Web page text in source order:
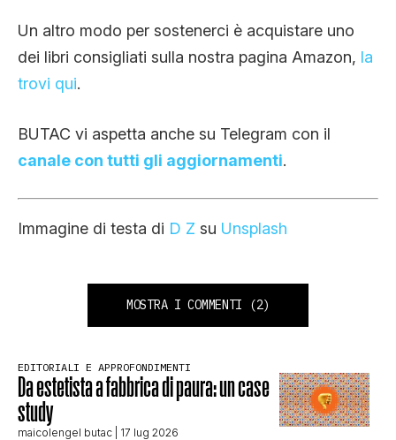
Un altro modo per sostenerci è acquistare uno
dei libri consigliati sulla nostra pagina Amazon, la
trovi qui.
BUTAC vi aspetta anche su Telegram con il
canale con tutti gli aggiornamenti.
Immagine di testa di D Z su Unsplash
MOSTRA I COMMENTI (2)
EDITORIALI E APPROFONDIMENTI
Da estetista a fabbrica di paura: un case
study
maicolengel butac | 17 lug 2026